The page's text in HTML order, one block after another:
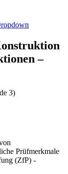
–
3)
Prüfmerkmale
(ZfP) -